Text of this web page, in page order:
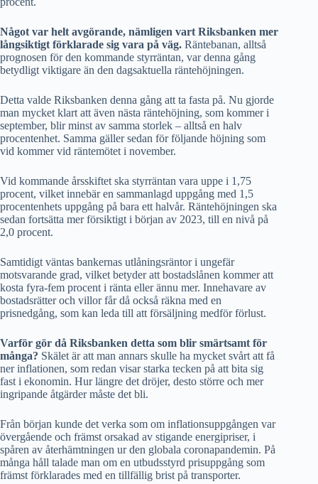
Något var helt avgörande, nämligen vart Riksbanken mer
långsiktigt förklarade sig vara på väg. Räntebanan, alltså
prognosen för den kommande styrräntan, var denna gång
betydligt viktigare än den dagsaktuella räntehöjningen.
Detta valde Riksbanken denna gång att ta fasta på. Nu gjorde
man mycket klart att även nästa räntehöjning, som kommer i
september, blir minst av samma storlek – alltså en halv
procentenhet. Samma gäller sedan för följande höjning som
vid kommer vid räntemötet i november.
Vid kommande årsskiftet ska styrräntan vara uppe i 1,75
procent, vilket innebär en sammanlagd uppgång med 1,5
procentenhets uppgång på bara ett halvår. Räntehöjningen ska
sedan fortsätta mer försiktigt i början av 2023, till en nivå på
2,0 procent.
Samtidigt väntas bankernas utlåningsräntor i ungefär
motsvarande grad, vilket betyder att bostadslånen kommer att
kosta fyra-fem procent i ränta eller ännu mer. Innehavare av
bostadsrätter och villor får då också räkna med en
prisnedgång, som kan leda till att försäljning medför förlust.
Varför gör då Riksbanken detta som blir smärtsamt för
många? Skälet är att man annars skulle ha mycket svårt att få
ner inflationen, som redan visar starka tecken på att bita sig
fast i ekonomin. Hur längre det dröjer, desto större och mer
ingripande åtgärder måste det bli.
Från början kunde det verka som om inflationsuppgången var
övergående och främst orsakad av stigande energipriser, i
spåren av återhämtningen ur den globala coronapandemin. På
många håll talade man om en utbudsstyrd prisuppgång som
främst förklarades med en tillfällig brist på transporter.